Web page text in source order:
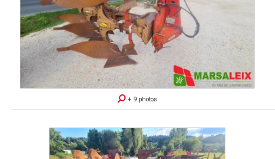
+ 9 photos